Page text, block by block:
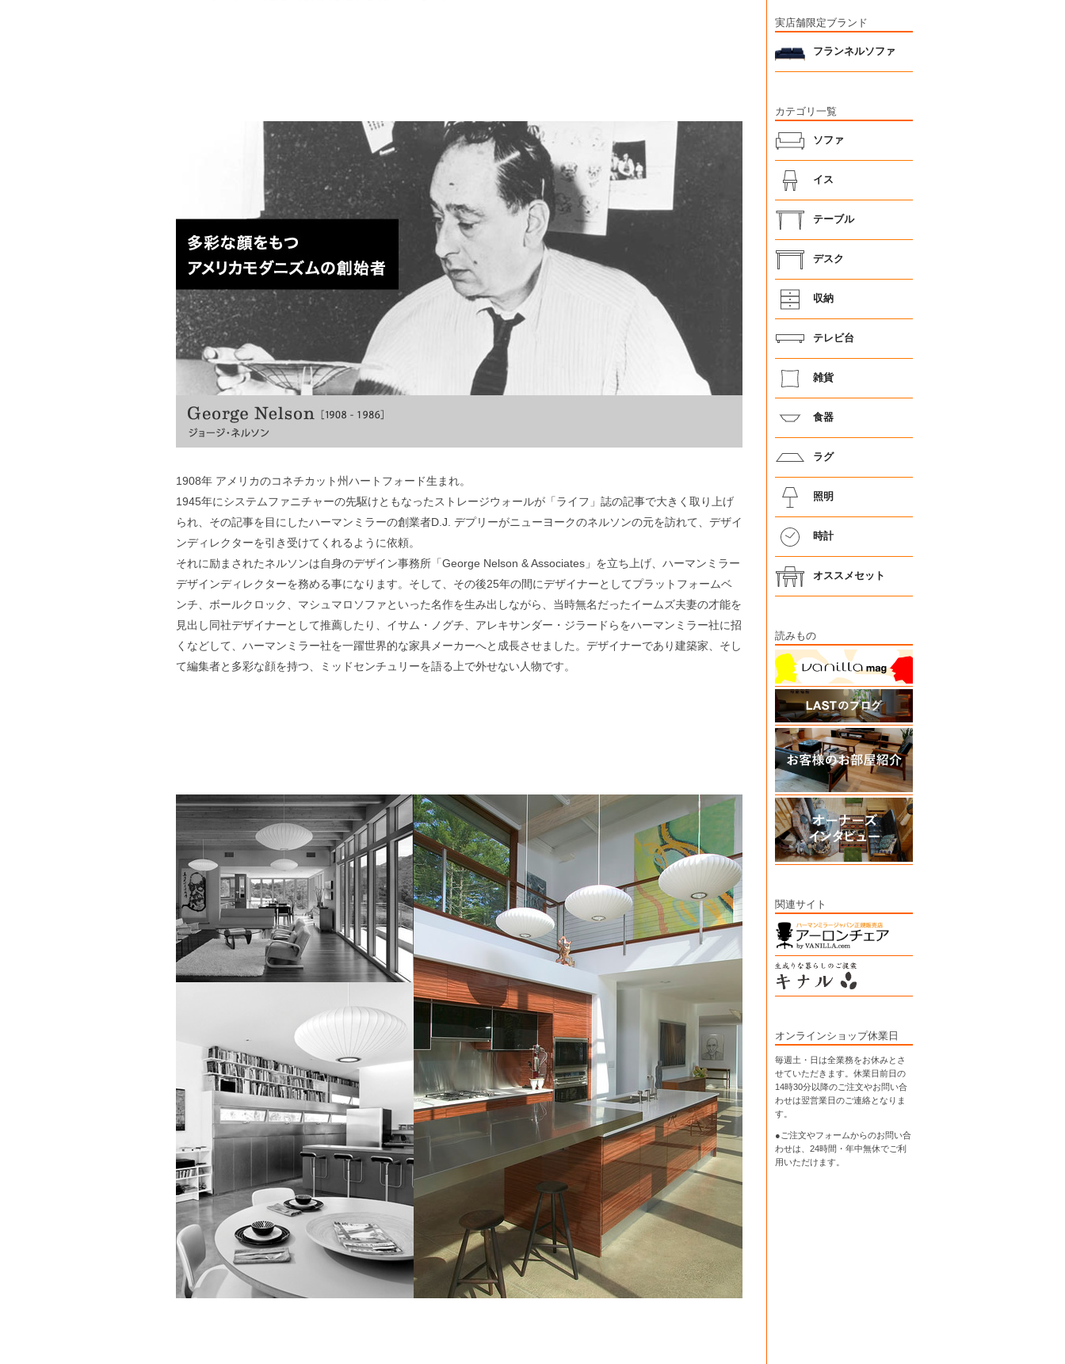
1908年 アメリカのコネチカット州ハートフォード生まれ。
1945年にシステムファニチャーの先駆けともなったストレージウォールが「ライフ」誌の記事で大きく取り上げ
られ、その記事を目にしたハーマンミラーの創業者D.J. デプリーがニューヨークのネルソンの元を訪れて、デザイ
ンディレクターを引き受けてくれるように依頼。
それに励まされたネルソンは自身のデザイン事務所「George Nelson & Associates」を立ち上げ、ハーマンミラー
デザインディレクターを務める事になります。そして、その後25年の間にデザイナーとしてプラットフォームベ
ンチ、ボールクロック、マシュマロソファといった名作を生み出しながら、当時無名だったイームズ夫妻の才能を
見出し同社デザイナーとして推薦したり、イサム・ノグチ、アレキサンダー・ジラードらをハーマンミラー社に招
くなどして、ハーマンミラー社を一躍世界的な家具メーカーへと成長させました。デザイナーであり建築家、そし
て編集者と多彩な顔を持つ、ミッドセンチュリーを語る上で外せない人物です。
実店舗限定ブランド
フランネルソファ
カテゴリ一覧
ソファ
イス
テーブル
デスク
収納
テレビ台
雑貨
食器
ラグ
照明
時計
オススメセット
読みもの
関連サイト
オンラインショップ休業日
毎週土・日は全業務をお休みとさ
せていただきます。休業日前日の
14時30分以降のご注文やお問い合
わせは翌営業日のご連絡となりま
す。
●ご注文やフォームからのお問い合
わせは、 24時間・年中無休でご利
用いただけます。